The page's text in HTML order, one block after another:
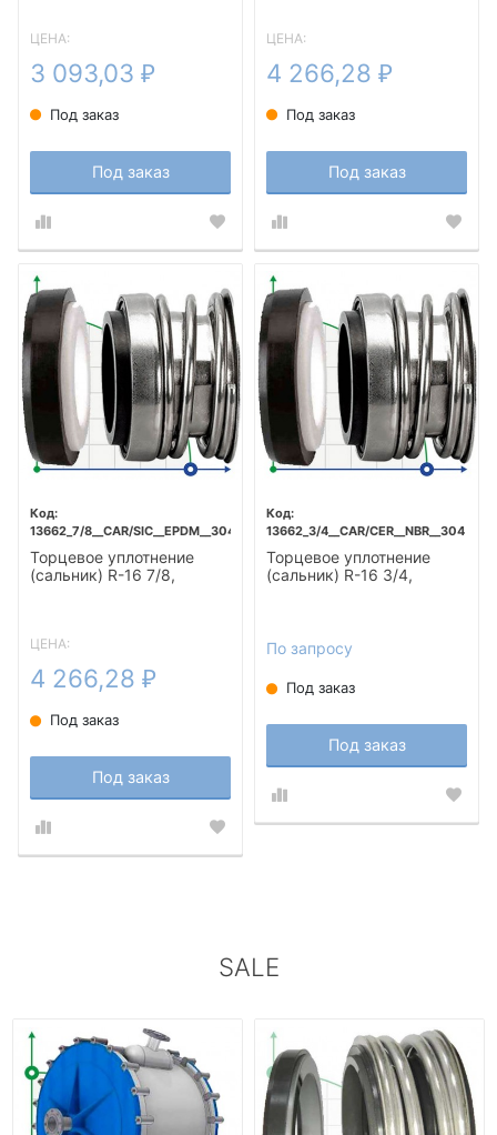
ЦЕНА:
3 093,03 ₽
Под заказ
Под заказ
ЦЕНА:
4 266,28 ₽
Под заказ
Под заказ
13662_7/8__CAR/SIC__EPDM__304
Торцевое уплотнение
(сальник) R-16 7/8,
ЦЕНА:
4 266,28 ₽
Под заказ
Под заказ
13662_3/4__CAR/CER__NBR__304
Торцевое уплотнение
(сальник) R-16 3/4,
По запросу
Под заказ
Под заказ
SALE